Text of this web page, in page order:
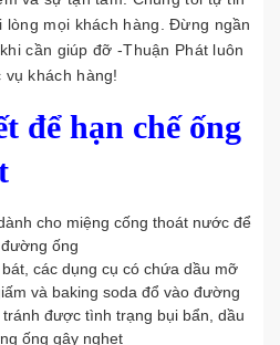
mọi khách hàng. Đừng ngần
cần giúp đỡ -Thuận Phát luôn
khách hàng!
để hạn chế ống
cho miệng cống thoát nước để
ống
các dụng cụ có chứa dầu mỡ
và baking soda đổ vào đường
được tình trạng bụi bẩn, dầu
ống gây nghẹt